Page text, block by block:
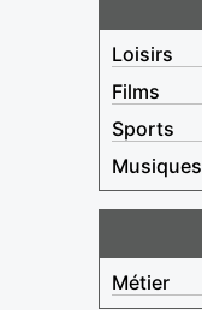
Loisirs
Films
Sports
Musiques
Métier